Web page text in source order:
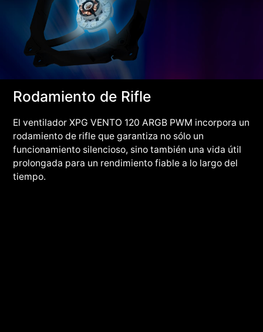
Rodamiento de Rifle
El ventilador XPG VENTO 120 ARGB PWM incorpora un
rodamiento de rifle que garantiza no sólo un
funcionamiento silencioso, sino también una vida útil
prolongada para un rendimiento fiable a lo largo del
tiempo.